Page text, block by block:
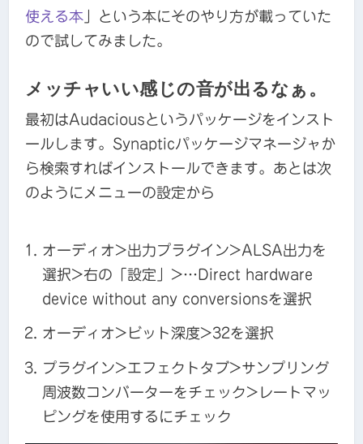
使える本 」という本にそのやり方が載っていた
ので試してみました。
メッチャいい感じの音が出るなぁ。
最初はAudaciousというパッケージをインスト
ールします。Synapticパッケージマネージャか
ら検索すればインストールできます。あとは次
のようにメニューの設定から
オーディオ>出力プラグイン>ALSA出力を
選択>右の「設定」>…Direct hardware
device without any conversionsを選択
オーディオ>ビット深度>32を選択
プラグイン>エフェクトタブ>サンプリング
周波数コンバーターをチェック>レートマッ
ピングを使用するにチェック